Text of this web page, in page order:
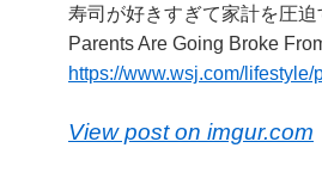
寿司が好きすぎて家計を圧迫
Parents Are Going Broke
https://www.wsj.com/
View post on imgur.com